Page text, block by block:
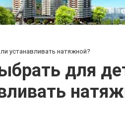
устанавливать натяжной?
для